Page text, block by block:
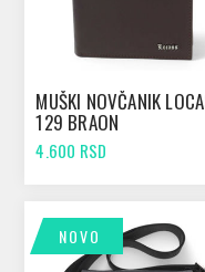
MUŠKI NOVČANIK
129 BRAON
4.600 RSD
NOVO